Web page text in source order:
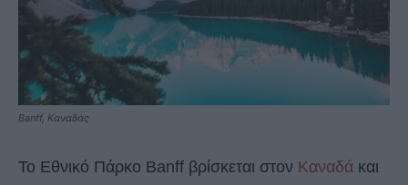
Banff, Καναδάς
Το Εθνικό Πάρκο Banff βρίσκεται στον Καναδά και